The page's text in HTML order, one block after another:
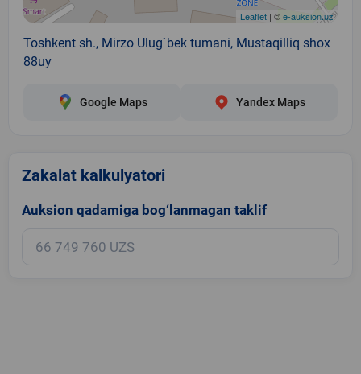
Leaflet | ©e-auksion.uz
Toshkent sh., Mirzo Ulug`bek tumani, Mustaqilliq shox
88uy
Google Maps Yandex Maps
Zakalat kalkulyatori
Auksion qadamiga bog‘lanmagan taklif